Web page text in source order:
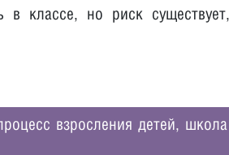
в классе, но риск
взросления детей,